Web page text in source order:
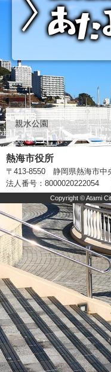
親水公園
熱海市役所
〒413-8550 静岡県熱海市中
法人番号：8000020222054
Copyright © Atami